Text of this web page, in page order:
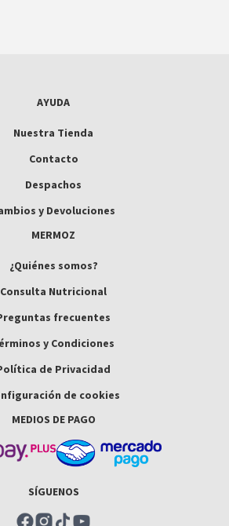
AYUDA
Nuestra Tienda
Contacto
Despachos
y Devoluciones
MERMOZ
¿Quiénes somos?
Consulta Nutricional
frecuentes
y Condiciones
de Privacidad
de cookies
MEDIOS DE PAGO
SÍGUENOS